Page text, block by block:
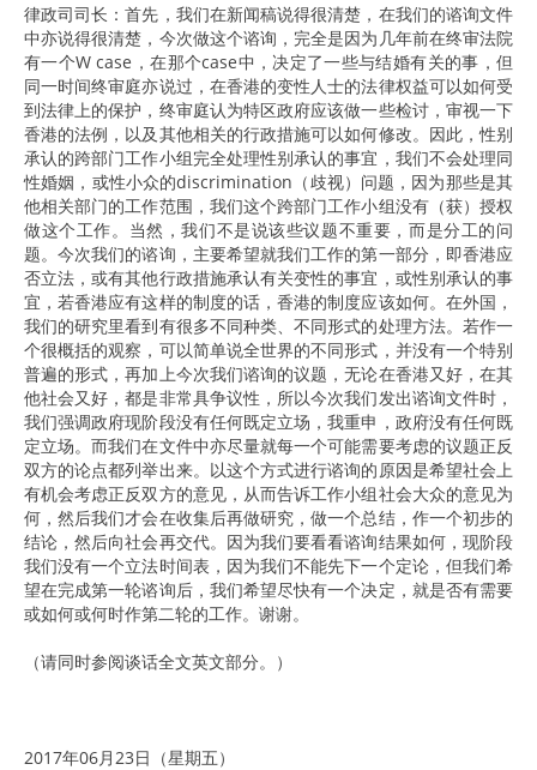
律政司司长：首先，我们在新闻稿说得很清楚，在我们的谘询文件
中亦说得很清楚，今次做这个谘询，完全是因为几年前在终审法院
有一个W case，在那个case中，决定了一些与结婚有关的事，但
同一时间终审庭亦说过，在香港的变性人士的法律权益可以如何受
到法律上的保护，终审庭认为特区政府应该做一些检讨，审视一下
香港的法例，以及其他相关的行政措施可以如何修改。因此，性别
承认的跨部门工作小组完全处理性别承认的事宜，我们不会处理同
性婚姻，或性小众的discrimination（歧视）问题，因为那些是其
他相关部门的工作范围，我们这个跨部门工作小组没有（获）授权
做这个工作。当然，我们不是说该些议题不重要，而是分工的问
题。今次我们的谘询，主要希望就我们工作的第一部分，即香港应
否立法，或有其他行政措施承认有关变性的事宜，或性别承认的事
宜，若香港应有这样的制度的话，香港的制度应该如何。在外国，
我们的研究里看到有很多不同种类、不同形式的处理方法。若作一
个很概括的观察，可以简单说全世界的不同形式，并没有一个特别
普遍的形式，再加上今次我们谘询的议题，无论在香港又好，在其
他社会又好，都是非常具争议性，所以今次我们发出谘询文件时，
我们强调政府现阶段没有任何既定立场，我重申，政府没有任何既
定立场。而我们在文件中亦尽量就每一个可能需要考虑的议题正反
双方的论点都列举出来。以这个方式进行谘询的原因是希望社会上
有机会考虑正反双方的意见，从而告诉工作小组社会大众的意见为
何，然后我们才会在收集后再做研究，做一个总结，作一个初步的
结论，然后向社会再交代。因为我们要看看谘询结果如何，现阶段
我们没有一个立法时间表，因为我们不能先下一个定论，但我们希
望在完成第一轮谘询后，我们希望尽快有一个决定，就是否有需要
或如何或何时作第二轮的工作。谢谢。
（请同时参阅谈话全文英文部分。）
2017年06月23日（星期五）